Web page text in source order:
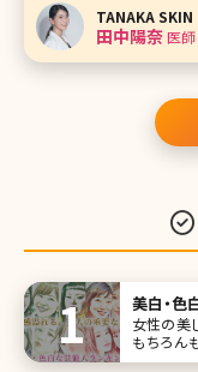
方はピコ
TANAKA SKIN
田中陽奈医師
美白・色
女性の美
もちろん
日々のス